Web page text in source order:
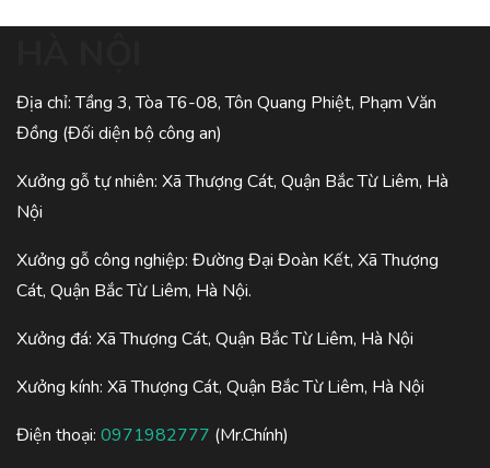
Địa chỉ: Tầng 3, Tòa T6-08, Tôn Quang Phiệt, Phạm Văn
Đồng (Đối diện bộ công an)
Xưởng gỗ tự nhiên: Xã Thượng Cát, Quận Bắc Từ Liêm, Hà
Nội
Xưởng gỗ công nghiệp: Đường Đại Đoàn Kết, Xã Thượng
Cát, Quận Bắc Từ Liêm, Hà Nội.
Xưởng đá: Xã Thượng Cát, Quận Bắc Từ Liêm, Hà Nội
Xưởng kính: Xã Thượng Cát, Quận Bắc Từ Liêm, Hà Nội
Điện thoại: 0971982777 (Mr.Chính)